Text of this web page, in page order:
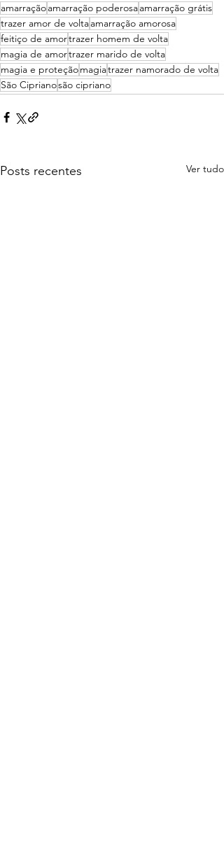
amarraçãoamarração poderosaamarração grátis
trazer amor de voltaamarração amorosa
feitiço de amortrazer homem de volta
magia de amortrazer marido de volta
magia e proteçãomagiatrazer namorado de volta
São Ciprianosão cipriano
Posts recentes Ver tudo